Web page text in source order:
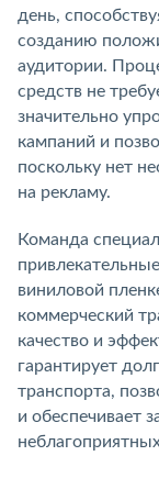
день,
созданию
аудитории.
средств не
значительно
кампаний и
поскольку нет
на рекламу.
Команда
виниловой
коммерческий
качество и
гарантирует
транспорта,
и обеспечивает